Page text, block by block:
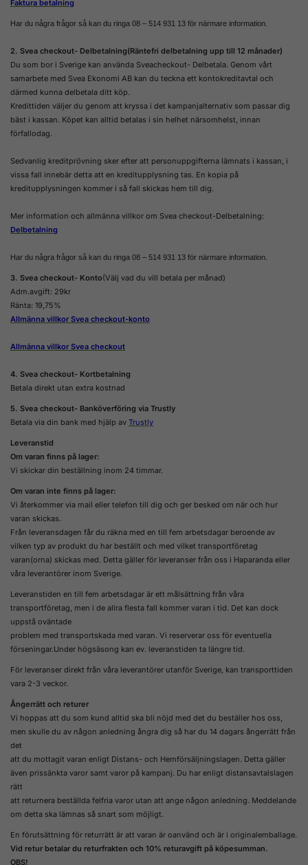
Faktura betalning
Har du några frågor så kan du ringa 08 – 514 931 13 för närmare information.
2. Svea checkout- Delbetalning(Räntefri delbetalning upp till 12 månader)
Du som bor i Sverige kan använda Sveacheckout- Delbetala. Genom vårt
samarbete med Svea Ekonomi AB kan du teckna ett kontokreditavtal och
därmed kunna delbetala ditt köp.
Kredittiden väljer du genom att kryssa i det kampanjalternativ som passar dig
bäst i kassan. Köpet kan alltid betalas i sin helhet närsomhelst, innan
förfallodag.
Sedvanlig kreditprövning sker efter att personuppgifterna lämnats i kassan, i
vissa fall innebär detta att en kreditupplysning tas. En kopia på
kreditupplysningen kommer i så fall skickas hem till dig.
Mer information och allmänna villkor om Svea checkout-Delbetalning:
Delbetalning
Har du några frågor så kan du ringa 08 – 514 931 13 för närmare information.
3. Svea checkout- Konto(Välj vad du vill betala per månad)
Adm.avgift: 29kr
Ränta: 19,75%
Allmänna villkor Svea checkout-konto
Allmänna villkor Svea checkout
4. Svea checkout- Kortbetalning
Betala direkt utan extra kostnad
5. Svea checkout- Banköverföring via Trustly
Betala via din bank med hjälp av Trustly
Leveranstid
Om varan finns på lager:
Vi skickar din beställning inom 24 timmar.
Om varan inte finns på lager:
Vi återkommer via mail eller telefon till dig och ger besked om när och hur
varan skickas.
Från leveransdagen får du räkna med en till fem arbetsdagar beroende av
vilken typ av produkt du har beställt och med vilket transportföretag
varan(orna) skickas med. Detta gäller för leveranser från oss i Haparanda eller
våra leverantörer inom Sverige.
Leveranstiden en till fem arbetsdagar är ett målsättning från våra
transportföretag, men i de allra flesta fall kommer varan i tid. Det kan dock
uppstå oväntade
problem med transportskada med varan. Vi reserverar oss för eventuella
förseningar.Under högsäsong kan ev. leveranstiden ta längre tid.
För leveranser direkt från våra leverantörer utanför Sverige, kan transporttiden
vara 2-3 veckor.
Ångerrätt och returer
Vi hoppas att du som kund alltid ska bli nöjd med det du beställer hos oss,
men skulle du av någon anledning ångra dig så har du 14 dagars ångerrätt från
det
att du mottagit varan enligt Distans- och Hemförsäljningslagen. Detta gäller
även prissänkta varor samt varor på kampanj. Du har enligt distansavtalslagen
rätt
att returnera beställda felfria varor utan att ange någon anledning. Meddelande
om detta ska lämnas så snart som möjligt.
En förutsättning för returrätt är att varan är oanvänd och är i originalemballage.
Vid retur betalar du returfrakten och 10% returavgift på köpesumman.
OBS!